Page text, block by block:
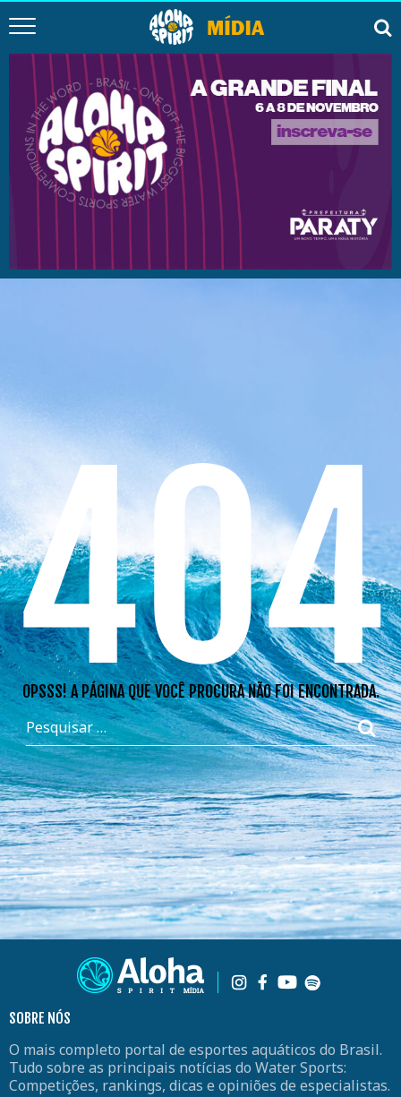
404
OPSSS! A PÁGINA QUE VOCÊ PROCURA NÃO FOI ENCONTRADA.
SOBRE NÓS
O mais completo portal de esportes aquáticos do Brasil.
Tudo sobre as principais notícias do Water Sports:
Competições, rankings, dicas e opiniões de especialistas.